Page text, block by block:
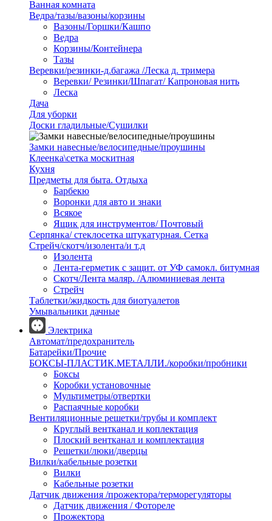
Ванная комната
Ведра/тазы/вазоны/корзины
Вазоны/Горшки/Кашпо
Ведра
Корзины/Контейнера
Тазы
Веревки/резинки-д.багажа /Леска д. тримера
Веревки/ Резинки/Шпагат/ Капроновая нить
Леска
Дача
Для уборки
Доски гладильные/Сушилки
Замки навесные/велосипедные/проушины
Клеенка\сетка москитная
Кухня
Предметы для быта. Отдыха
Барбекю
Воронки для авто и знаки
Всякое
Ящик для инструментов/ Почтовый
Серпянка/ стеклосетка штукатурная. Сетка
Стрейч/скотч/изолента/и т.д
Изолента
Лента-герметик с защит. от УФ самокл. битумная
Скотч/Лента маляр. /Алюминиевая лента
Стрейч
Таблетки/жидкость для биотуалетов
Умывальники дачные
Электрика
Автомат/предохранитель
Батарейки/Прочие
БОКСЫ-ПЛАСТИК.МЕТАЛЛИ./коробки/пробники
Боксы
Коробки установочные
Мультиметры/отвертки
Распаячные коробки
Вентиляционные решетки/трубы и комплект
Круглый вентканал и коплектация
Плоский вентканал и комплектация
Решетки/люки/дверцы
Вилки/кабельные розетки
Вилки
Кабельные розетки
Датчик движения /прожектора/терморегуляторы
Датчик движения / Фотореле
Прожектора